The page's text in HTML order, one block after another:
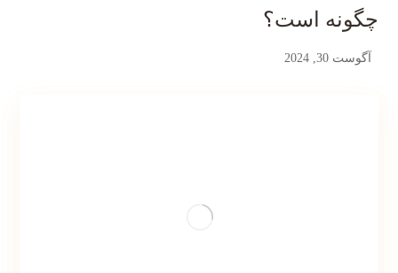
چگونه است؟
آگوست 30, 2024